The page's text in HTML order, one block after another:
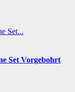
Set Vorgebohrt